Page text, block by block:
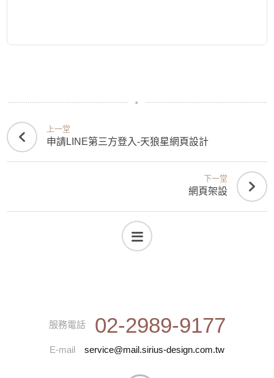
上一堂
申請LINE第三方登入-天狼星網頁設計
下一堂
網頁架設
服務電話 02-2989-9177
E-mail service@mail.sirius-design.com.tw